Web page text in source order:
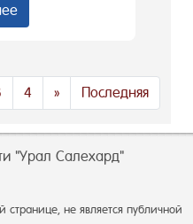
4 » Последняя
"Урал Салехард"
не является публичной